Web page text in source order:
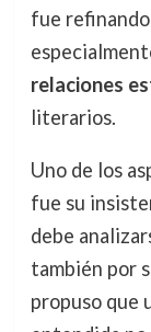
fue
relaciones
literarios.
Uno de los
fue su
debe
también por
propuso que